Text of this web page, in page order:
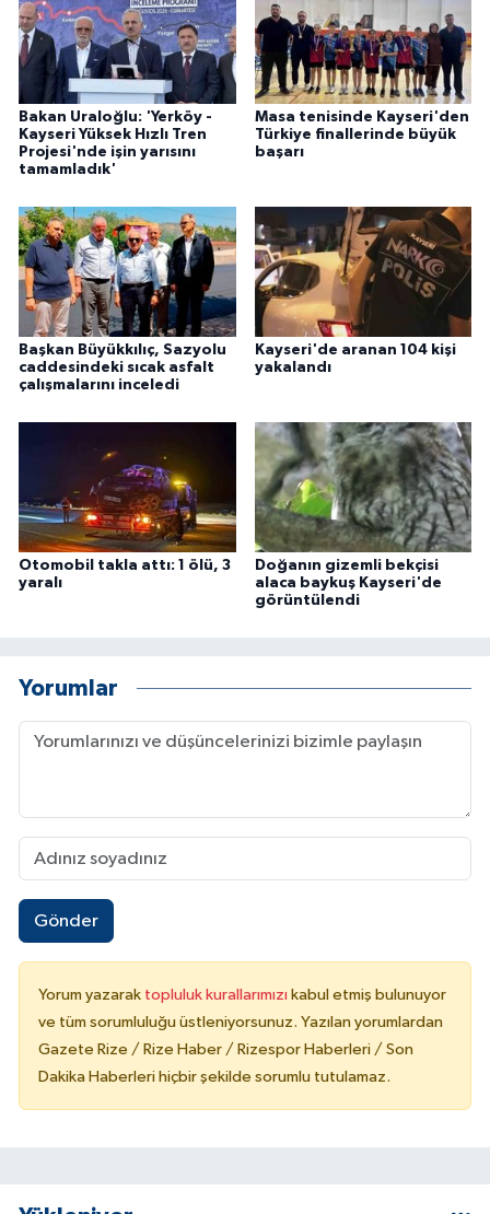
Bakan Uraloğlu: 'Yerköy -
Kayseri Yüksek Hızlı Tren
Projesi'nde işin yarısını
tamamladık'
Masa tenisinde Kayseri'den
Türkiye finallerinde büyük
başarı
Başkan Büyükkılıç, Sazyolu
caddesindeki sıcak asfalt
çalışmalarını inceledi
Kayseri'de aranan 104 kişi
yakalandı
Otomobil takla attı: 1 ölü, 3
yaralı
Doğanın gizemli bekçisi
alaca baykuş Kayseri'de
görüntülendi
Yorumlar
Gönder
Yorum yazarak topluluk kurallarımızı kabul etmiş bulunuyor
ve tüm sorumluluğu üstleniyorsunuz. Yazılan yorumlardan
Gazete Rize / Rize Haber / Rizespor Haberleri / Son
Dakika Haberleri hiçbir şekilde sorumlu tutulamaz.
SİYASET
SPOR HABERLERİ
TEKNOLOJİ
ÜLKE GÜNDEMİ
YAŞAM
YEREL
Yerel Haberler